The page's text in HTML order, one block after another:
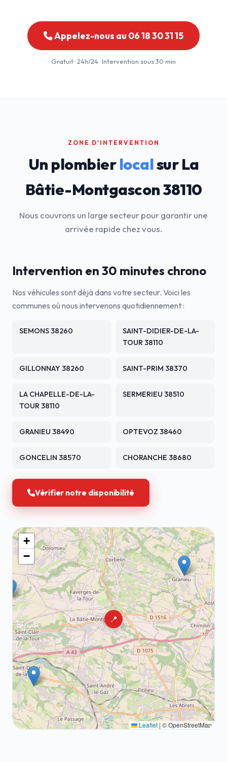
Appelez-nous au 06 18 30 31 15
Gratuit · 24h/24 · Intervention sous 30 min
ZONE D'INTERVENTION
Un plombierlocalsur La
Bâtie-Montgascon 38110
Nous couvrons un large secteur pour garantir une
arrivée rapide chez vous.
Intervention en 30 minutes chrono
Nos véhicules sont déjà dans votre secteur. Voici les
communes où nous intervenons quotidiennement :
SEMONS 38260
SAINT-DIDIER-DE-LA-
TOUR 38110
GILLONNAY 38260 SAINT-PRIM 38370
LA CHAPELLE-DE-LA-
TOUR 38110
SERMERIEU 38510
GRANIEU 38490 OPTEVOZ 38460
GONCELIN 38570 CHORANCHE 38680
Vérifier notre disponibilité
📍
+
−
Leaflet | © OpenStreetMap